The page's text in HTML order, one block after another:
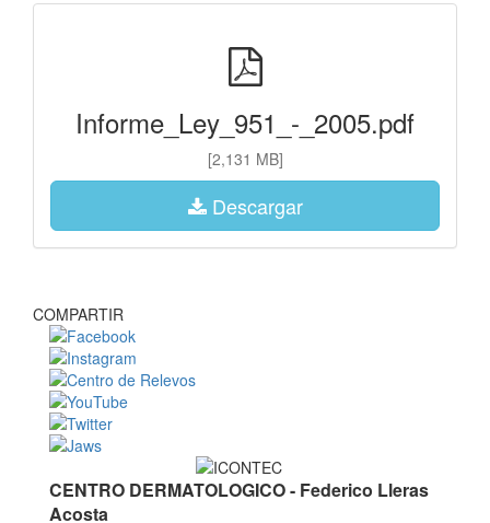
Informe_Ley_951_-_2005.pdf
[2,131 MB]
Descargar
COMPARTIR
CENTRO DERMATOLOGICO - Federico Lleras
Acosta